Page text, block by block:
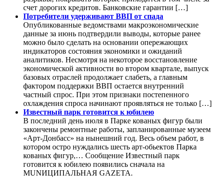
счет дорогих кредитов. Банковские гарантии […]
Потребители удерживают ВВП от спада
Опубликованные ведомствами макроэкономические
данные за июнь подтвердили выводы, которые ранее
можно было сделать на основании опережающих
индикаторов состояния экономики и ожиданий
аналитиков. Несмотря на некоторое восстановление
экономической активности во втором квартале, выпуск
базовых отраслей продолжает слабеть, а главным
фактором поддержки ВВП остается внутренний
частный спрос. При этом признаки постепенного
охлаждения спроса начинают проявляться не только […]
Известный парк готовится к юбилею
В последний день июля в Парке кованых фигур были
закончены ремонтные работы, запланированные музеем
«Арт-Донбасс» на нынешний год. Весь объем работ, в
котором остро нуждались шесть арт-обьектов Парка
кованых фигур,… Сообщение Известный парк
готовится к юбилею появились сначала на
MUNИЦИПАЛЬНАЯ GAZЕТА.